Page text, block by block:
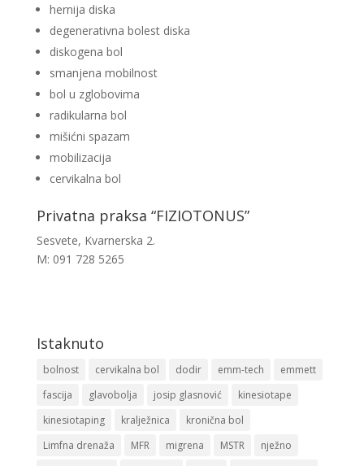
hernija diska
degenerativna bolest diska
diskogena bol
smanjena mobilnost
bol u zglobovima
radikularna bol
mišićni spazam
mobilizacija
cervikalna bol
Privatna praksa “FIZIOTONUS”
Sesvete, Kvarnerska 2.
M: 091 728 5265
Istaknuto
bolnost cervikalna bol dodir emm-tech
emmett
fascija
glavobolja josip glasnović
kinesiotape
kinesiotaping
kralježnica
kronična bol
Limfna drenaža
MFR migrena MSTR
nježno